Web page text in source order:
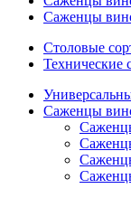
Саженцы
Столовые
Технические
Саженцы